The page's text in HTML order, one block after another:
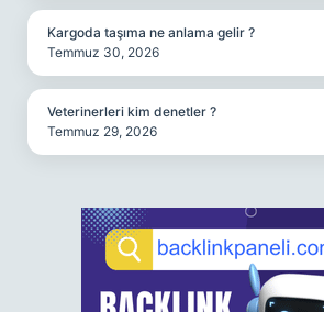
Kargoda taşıma ne anlama gelir ?
Temmuz 30, 2026
Veterinerleri kim denetler ?
Temmuz 29, 2026